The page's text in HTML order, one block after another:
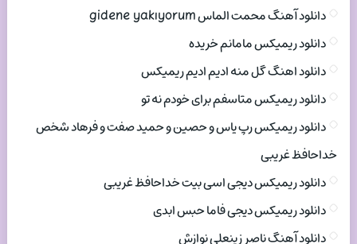
دانلود آهنگ محمت الماس gidene yakıyorum
دانلود ریمیکس مامانم خریده
دانلود اهنگ گل منه ادیم ادیم ریمیکس
دانلود ریمیکس متاسفم برای خودم نه تو
دانلود ریمیکس رپ یاس و حصین و حمید صفت و فرهاد شخص
خداحافظ غریبی
دانلود ریمیکس دیجی اسی بیت خداحافظ غریبی
دانلود ریمیکس دیجی فاما حبس ابدی
دانلود آهنگ ناصر زینعلی نوازش